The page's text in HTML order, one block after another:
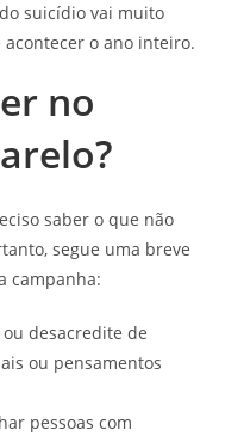
suicídio vai muito
o ano inteiro.
no
saber o que não
segue uma breve
campanha:
desacredite de
ou pensamentos
pessoas com